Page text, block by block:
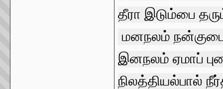
தீரா இடும்பை
மனநலம்
இனநலம் ஏமாப்
நிலத்தியல்பால்